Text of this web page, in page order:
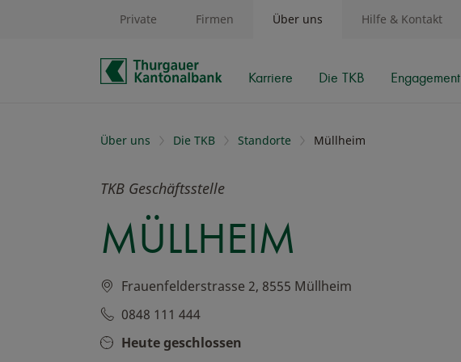
Schnelle Navigation
Private Firmen Über uns
Karriere Die TKB Engagement
Hilfe & Kontakt
Über uns Die TKB Standorte Müllheim
TKB Geschäftsstelle
MÜLLHEIM
Frauenfelderstrasse 2, 8555 Müllheim
0848 111 444
Heute geschlossen